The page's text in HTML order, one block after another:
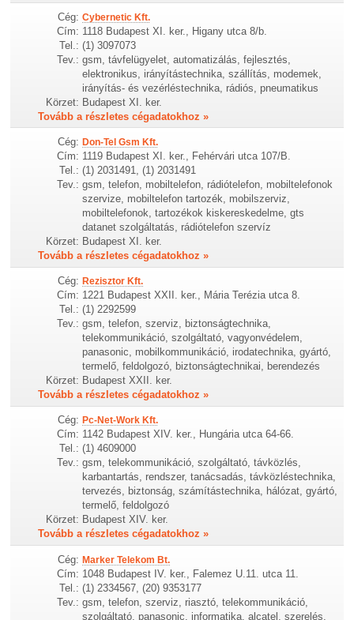
Cég: Cybernetic Kft.
Cím: 1118 Budapest XI. ker., Higany utca 8/b.
Tel.: (1) 3097073
Tev.: gsm, távfelügyelet, automatizálás, fejlesztés,
elektronikus, irányítástechnika, szállítás, modemek,
irányítás- és vezérléstechnika, rádiós, pneumatikus
Körzet: Budapest XI. ker.
Tovább a részletes cégadatokhoz »
Cég: Don-Tel Gsm Kft.
Cím: 1119 Budapest XI. ker., Fehérvári utca 107/B.
Tel.: (1) 2031491, (1) 2031491
Tev.: gsm, telefon, mobiltelefon, rádiótelefon, mobiltelefonok
szervize, mobiltelefon tartozék, mobilszerviz,
mobiltelefonok, tartozékok kiskereskedelme, gts
datanet szolgáltatás, rádiótelefon szervíz
Körzet: Budapest XI. ker.
Tovább a részletes cégadatokhoz »
Cég: Rezisztor Kft.
Cím: 1221 Budapest XXII. ker., Mária Terézia utca 8.
Tel.: (1) 2292599
Tev.: gsm, telefon, szerviz, biztonságtechnika,
telekommunikáció, szolgáltató, vagyonvédelem,
panasonic, mobilkommunikáció, irodatechnika, gyártó,
termelő, feldolgozó, biztonságtechnikai, berendezés
Körzet: Budapest XXII. ker.
Tovább a részletes cégadatokhoz »
Cég: Pc-Net-Work Kft.
Cím: 1142 Budapest XIV. ker., Hungária utca 64-66.
Tel.: (1) 4609000
Tev.: gsm, telekommunikáció, szolgáltató, távközlés,
karbantartás, rendszer, tanácsadás, távközléstechnika,
tervezés, biztonság, számítástechnika, hálózat, gyártó,
termelő, feldolgozó
Körzet: Budapest XIV. ker.
Tovább a részletes cégadatokhoz »
Cég: Marker Telekom Bt.
Cím: 1048 Budapest IV. ker., Falemez U.11. utca 11.
Tel.: (1) 2334567, (20) 9353177
Tev.: gsm, telefon, szerviz, riasztó, telekommunikáció,
szolgáltató, panasonic, informatika, alcatel, szerelés,